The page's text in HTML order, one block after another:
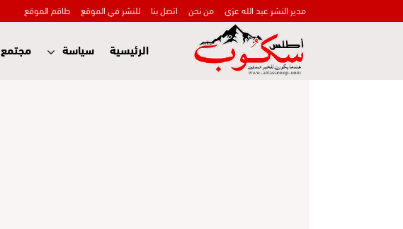
مدير النشر عبد الله عزي من نحن اتصل بنا للنشر في الموقع طاقم الموقع
الرئيسية سياسة مجتمع